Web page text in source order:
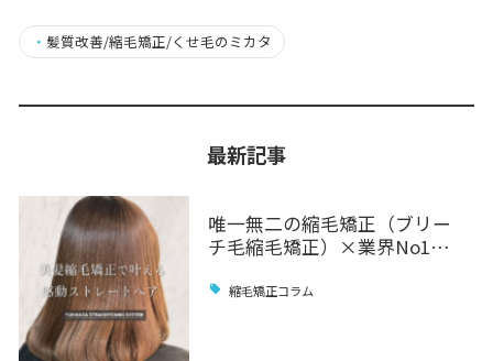
・ 髪質改善/縮毛矯正/くせ毛のミカタ
最新記事
唯一無二の縮毛矯正（ブリー
チ毛縮毛矯正）×業界No1…
縮毛矯正コラム